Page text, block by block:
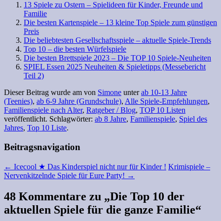
13 Spiele zu Ostern – Spielideen für Kinder, Freunde und
Familie
Die besten Kartenspiele – 13 kleine Top Spiele zum günstigen
Preis
Die beliebtesten Gesellschaftsspiele – aktuelle Spiele-Trends
Top 10 – die besten Würfelspiele
Die besten Brettspiele 2023 – Die TOP 10 Spiele-Neuheiten
SPIEL Essen 2025 Neuheiten & Spieletipps (Messebericht
Teil 2)
Dieser Beitrag wurde am von Simone unterab 10-13 Jahre
(Teenies), ab 6-9 Jahre (Grundschule), Alle Spiele-Empfehlungen,
Familienspiele nach Alter, Ratgeber / Blog, TOP 10 Listen
veröffentlicht. Schlagwörter: ab 8 Jahre, Familienspiele, Spiel des
Jahres, Top 10 Liste.
Beitragsnavigation
← Icecool ★ Das Kinderspiel nicht nur für Kinder ! Krimispiele –
Nervenkitzelnde Spiele für Eure Party! →
48 Kommentare zu „Die Top 10 der
aktuellen Spiele für die ganze Familie“